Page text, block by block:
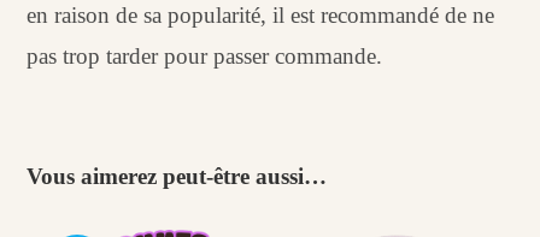
en raison de sa popularité, il est recommandé de ne
pas trop tarder pour passer commande.
Vous aimerez peut-être aussi…